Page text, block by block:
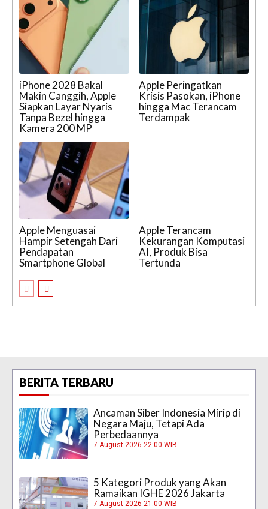
iPhone 2028 Bakal
Makin Canggih, Apple
Siapkan Layar Nyaris
Tanpa Bezel hingga
Kamera 200 MP
Apple Peringatkan
Krisis Pasokan, iPhone
hingga Mac Terancam
Terdampak
Apple Menguasai
Hampir Setengah Dari
Pendapatan
Smartphone Global
Apple Terancam
Kekurangan Komputasi
AI, Produk Bisa
Tertunda
BERITA TERBARU
Ancaman Siber Indonesia Mirip di
Negara Maju, Tetapi Ada
Perbedaannya
7 August 2026 22:00 WIB
5 Kategori Produk yang Akan
Ramaikan IGHE 2026 Jakarta
7 August 2026 21:00 WIB